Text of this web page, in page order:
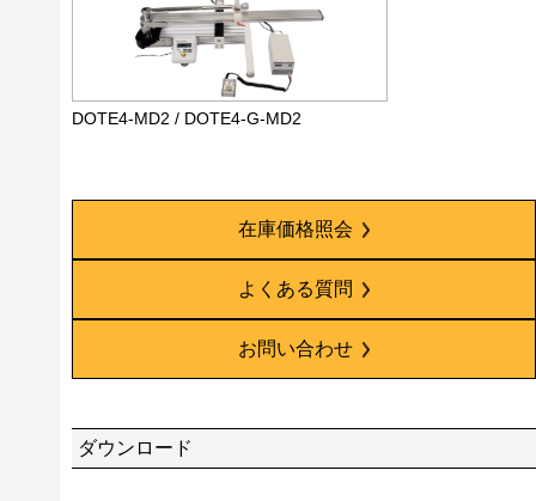
DOTE4-MD2 / DOTE4-G-MD2
在庫価格照会
よくある質問
お問い合わせ
ダウンロード